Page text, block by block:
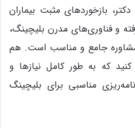
بازخوردهای مثبت بیماران
و فناوری‌های مدرن بلیچینگ،
جامع و مناسب است. هم
که به طور کامل نیازها و
مناسبی برای بلیچینگ